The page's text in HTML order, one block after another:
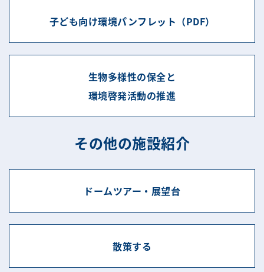
子ども向け環境パンフレット（PDF）
生物多様性の保全と
環境啓発活動の推進
その他の施設紹介
ドームツアー・展望台
散策する